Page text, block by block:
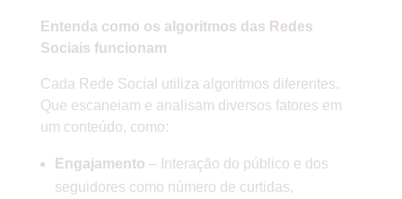
Entenda como os algoritmos das Redes
Sociais funcionam
Cada Rede Social utiliza algoritmos diferentes.
Que escaneiam e analisam diversos fatores em
um conteúdo, como:
Engajamento – Interação do público e dos
seguidores como número de curtidas,